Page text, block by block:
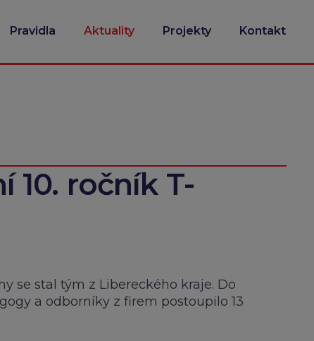
Pravidla Aktuality Projekty Kontakt
ročník T-
se stal tým z Libereckého kraje. Do
a odborníky z firem postoupilo 13